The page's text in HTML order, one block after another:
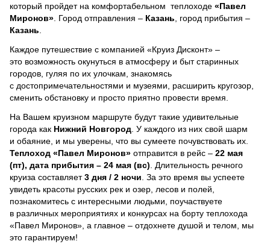
который пройдет на комфортабельном теплоходе «Павел
Миронов» . Город отправления – Казань , город прибытия –
Казань
Каждое путешествие с компанией «Круиз Дисконт» –
это возможность окунуться в атмосферу и быт старинных
городов, гуляя по их улочкам, знакомясь
с достопримечательностями и музеями, расширить кругозор,
сменить обстановку и просто приятно провести время.
На Вашем круизном маршруте будут такие удивительные
города как Нижний Новгород . У каждого из них свой шарм
и обаяние, и мы уверены, что вы сумеете почувствовать их.
Теплоход «Павел Миронов» отправится в рейс – 22 мая
(пт), дата прибытия – 24 мая (вс) . Длительность речного
круиза составляет3 дня / 2 ночи За это время вы успеете
увидеть красоты русских рек и озер, лесов и полей,
познакомитесь с интересными людьми, поучаствуете
в различных мероприятиях и конкурсах на борту теплохода
«Павел Миронов», а главное – отдохнете душой и телом, мы
это гарантируем!